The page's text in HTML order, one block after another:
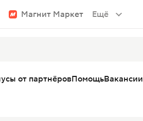
Магнит Маркет Ещё
от партнёровПомощьВакансии